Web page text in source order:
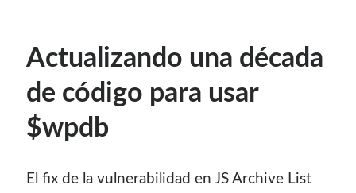
Actualizando una década
de código para usar
$wpdb
El fix de la vulnerabilidad en JS Archive List